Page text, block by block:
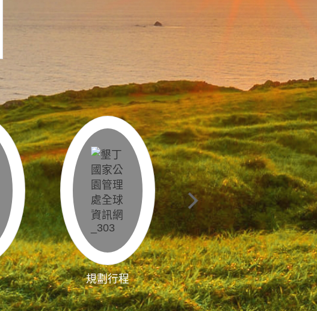
規劃行程 影像直播